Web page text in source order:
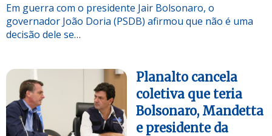
Em guerra com o presidente Jair Bolsonaro, o
governador João Doria (PSDB) afirmou que não é uma
decisão dele se…
Planalto cancela
coletiva que teria
Bolsonaro, Mandetta
e presidente da